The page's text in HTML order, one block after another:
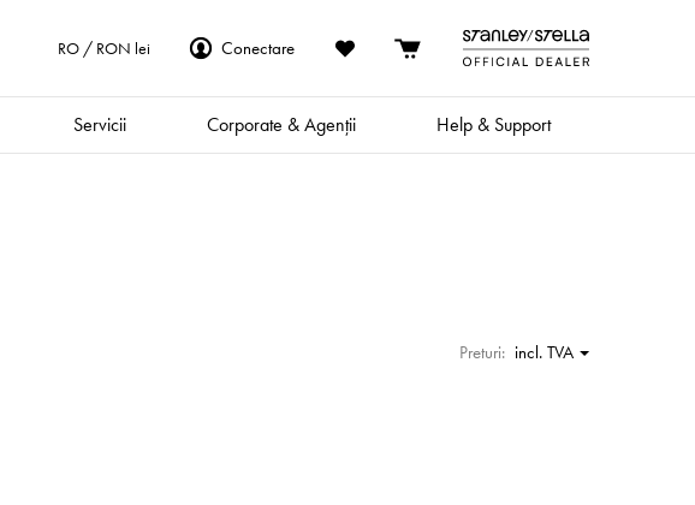
RO / RON lei Conectare
Servicii Corporate & Agenții Help & Support
Preturi: incl. TVA